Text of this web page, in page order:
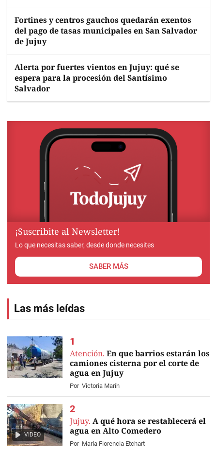
Fortines y centros gauchos quedarán exentos
del pago de tasas municipales en San Salvador
de Jujuy
Alerta por fuertes vientos en Jujuy: qué se
espera para la procesión del Santísimo
Salvador
¡Suscribite al Newsletter!
Lo que necesitas saber, desde donde necesites
SABER MÁS
Las más leídas
Atención. En que barrios estarán los
camiones cisterna por el corte de
agua en Jujuy
Por Victoria Marín
VIDEO
Jujuy. A qué hora se restablecerá el
agua en Alto Comedero
Por María Florencia Etchart